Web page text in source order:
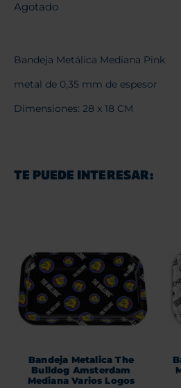
Agotado
Bandeja Metálica Mediana Pink
metal de 0,35 mm de espesor
Dimensiones: 28 x 18 CM
TE PUEDE INTERESAR:
Bandeja Metalica The
Bulldog Amsterdam
Mediana Varios Logos